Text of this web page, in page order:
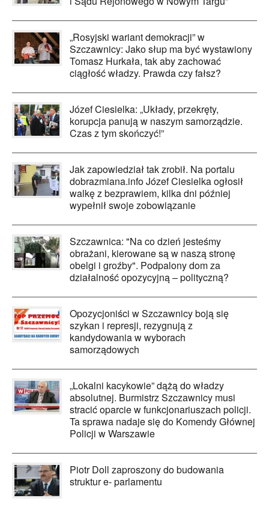
„Rosyjski wariant demokracji” w
Szczawnicy: Jako słup ma być wystawiony
Tomasz Hurkała, tak aby zachować
ciągłość władzy. Prawda czy fałsz?
Józef Ciesielka: „Układy, przekręty,
korupcja panują w naszym samorządzie.
Czas z tym skończyć!”
Jak zapowiedział tak zrobił. Na portalu
dobrazmiana.info Józef Ciesielka ogłosił
walkę z bezprawiem, kilka dni później
wypełnił swoje zobowiązanie
Szczawnica: "Na co dzień jesteśmy
obrażani, kierowane są w naszą stronę
obelgi i groźby". Podpalony dom za
działalność opozycyjną – polityczną?
Opozycjoniści w Szczawnicy boją się
szykan i represji, rezygnują z
kandydowania w wyborach
samorządowych
„Lokalni kacykowie” dążą do władzy
absolutnej. Burmistrz Szczawnicy musi
stracić oparcie w funkcjonariuszach policji.
Ta sprawa nadaje się do Komendy Głównej
Policji w Warszawie
Piotr Doll zaproszony do budowania
struktur e- parlamentu